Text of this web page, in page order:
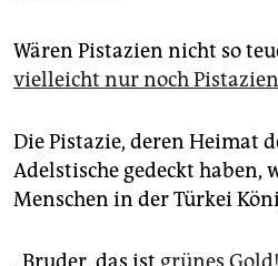
Wären Pistazien nicht so
vielleicht nur noch Pistazien
Die Pistazie, deren Heimat
Adelstische gedeckt haben,
Menschen in der Türkei